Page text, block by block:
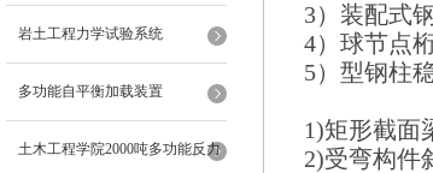
岩土工程力学试验系统
多功能自平衡加载装置
土木工程学院2000吨多功能反力
3）装配式
4）球节点
5）型钢柱
1)矩形截面
2)受弯构件